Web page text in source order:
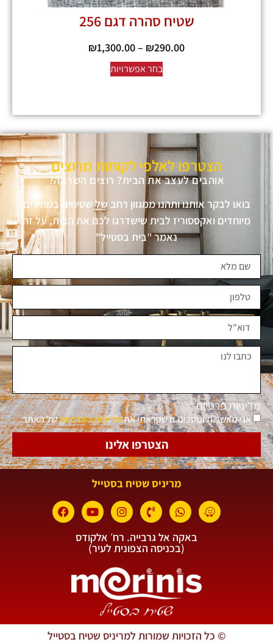
שטיח סהרה דגם 256
₪290.00
–
₪1,300.00
בחר אפשרויות
הצטרפו לאלפי לקוחות מרוצים
אוהבים לעצב את הבית? רוצים השראה?
בואו לבקר אותנו ותהנו ממגוון רחב של שטיחים במחירים
מיוחדים ואקססוריז לבית שישדרגו לכם את הבית, על זה
נאמר "בית בסטייל"
מדיניות פרטיות
אני מאשר.ת ומסכימ.ה שקראתי אתמדיניות הפרטיותשל האתר
הצטרפו אלינו
מריניס שטיח בסטייל
באקה אל גרבייה. רח׳ אלקודס
(בכניסה הצפונית לעיר)
© כל הזכויות שמורות למריניס שטיח בסטייל